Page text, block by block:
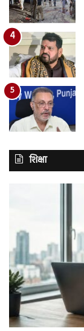
शिक्षा